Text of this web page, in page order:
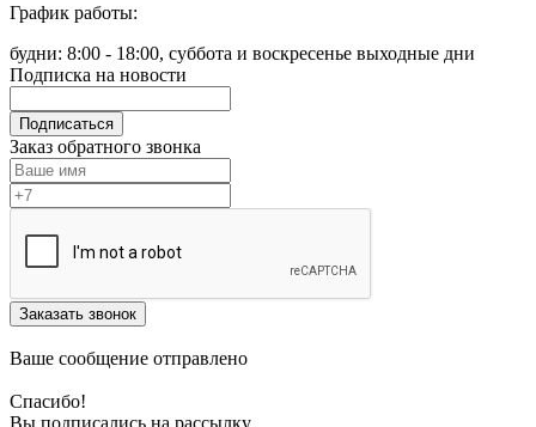
График работы:
будни: 8:00 - 18:00, суббота и воскресенье выходные дни
Подписка на новости
Подписаться
Заказ обратного звонка
Заказать звонок
Ваше сообщение отправлено
Спасибо!
Вы подписались на рассылку